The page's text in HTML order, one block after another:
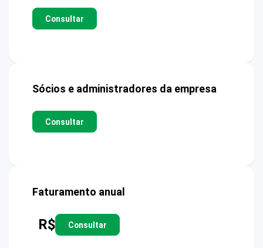
Consultar
Sócios e administradores da empresa
Consultar
Faturamento anual
R$ Consultar